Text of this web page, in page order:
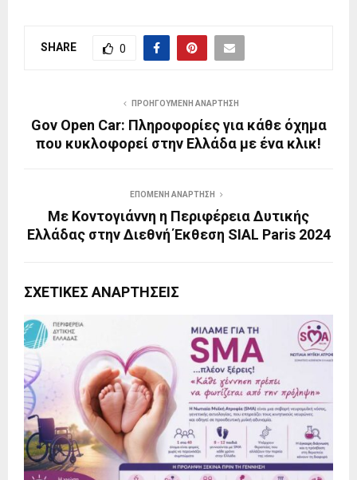
SHARE 0
ΠΡΟΗΓΟΎΜΕΝΗ ΑΝΆΡΤΗΣΗ
Gov Open Car: Πληροφορίες για κάθε όχημα
που κυκλοφορεί στην Ελλάδα με ένα κλικ!
ΕΠΌΜΕΝΗ ΑΝΆΡΤΗΣΗ
Με Κοντογιάννη η Περιφέρεια Δυτικής
Ελλάδας στην Διεθνή Έκθεση SIAL Paris 2024
ΣΧΕΤΙΚΈΣ ΑΝΑΡΤΉΣΕΙΣ